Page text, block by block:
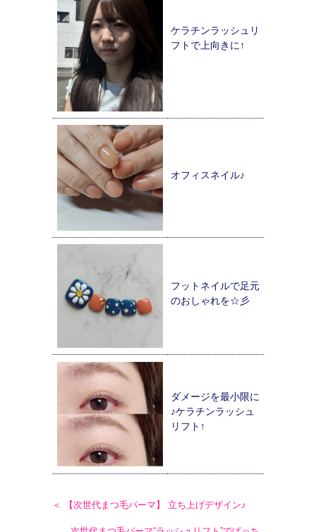
ケラチンラッシュリ
フトで上向きに↑
オフィスネイル♪
フットネイルで足元
のおしゃれを☆彡
ダメージを最小限に
♪ケラチンラッシュ
リフト↑
＜ 【次世代まつ毛パーマ】 立ち上げデザイン♪